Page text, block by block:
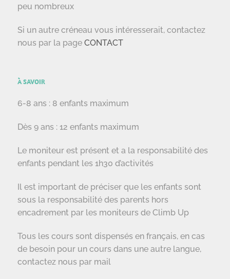
peu nombreux
Si un autre créneau vous intéresserait, contactez
nous par la page CONTACT
À SAVOIR
6-8 ans : 8 enfants maximum
Dès 9 ans : 12 enfants maximum
Le moniteur est présent et a la responsabilité des
enfants pendant les 1h30 d’activités
Il est important de préciser que les enfants sont
sous la responsabilité des parents hors
encadrement par les moniteurs de Climb Up
Tous les cours sont dispensés en français, en cas
de besoin pour un cours dans une autre langue,
contactez nous par mail